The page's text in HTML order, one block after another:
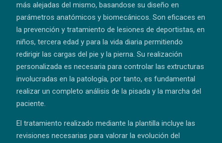
más alejadas del mismo, basandose su diseño en
parámetros anatómicos y biomecánicos. Son eficaces en
la prevención y tratamiento de lesiones de deportistas, en
niños, tercera edad y para la vida diaria permitiendo
redirigir las cargas del pie y la pierna. Su realización
personalizada es necesaria para controlar las extructuras
involucradas en la patología, por tanto, es fundamental
realizar un completo análisis de la pisada y la marcha del
paciente.
El tratamiento realizado mediante la plantilla incluye las
revisiones necesarias para valorar la evolución del